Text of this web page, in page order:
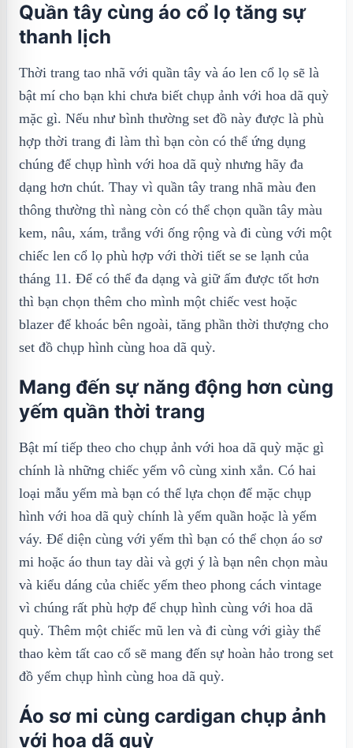
Quần tây cùng áo cổ lọ tăng sự
thanh lịch
Thời trang tao nhã với quần tây và áo len cổ lọ sẽ là
bật mí cho bạn khi chưa biết chụp ảnh với hoa dã quỳ
mặc gì. Nếu như bình thường set đồ này được là phù
hợp thời trang đi làm thì bạn còn có thể ứng dụng
chúng để chụp hình với hoa dã quỳ nhưng hãy đa
dạng hơn chút. Thay vì quần tây trang nhã màu đen
thông thường thì nàng còn có thể chọn quần tây màu
kem, nâu, xám, trắng với ống rộng và đi cùng với một
chiếc len cổ lọ phù hợp với thời tiết se se lạnh của
tháng 11. Để có thể đa dạng và giữ ấm được tốt hơn
thì bạn chọn thêm cho mình một chiếc vest hoặc
blazer để khoác bên ngoài, tăng phần thời thượng cho
set đồ chụp hình cùng hoa dã quỳ.
Mang đến sự năng động hơn cùng
yếm quần thời trang
Bật mí tiếp theo cho chụp ảnh với hoa dã quỳ mặc gì
chính là những chiếc yếm vô cùng xinh xắn. Có hai
loại mẫu yếm mà bạn có thể lựa chọn để mặc chụp
hình với hoa dã quỳ chính là yếm quần hoặc là yếm
váy. Để diện cùng với yếm thì bạn có thể chọn áo sơ
mi hoặc áo thun tay dài và gợi ý là bạn nên chọn màu
và kiểu dáng của chiếc yếm theo phong cách vintage
vì chúng rất phù hợp để chụp hình cùng với hoa dã
quỳ. Thêm một chiếc mũ len và đi cùng với giày thể
thao kèm tất cao cổ sẽ mang đến sự hoàn hảo trong set
đồ yếm chụp hình cùng hoa dã quỳ.
Áo sơ mi cùng cardigan chụp ảnh
với hoa dã quỳ